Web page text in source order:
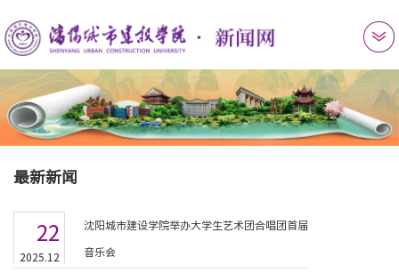
最新新闻
22
2025.12
沈阳城市建设学院举办大学生艺术团合唱团首届
音乐会